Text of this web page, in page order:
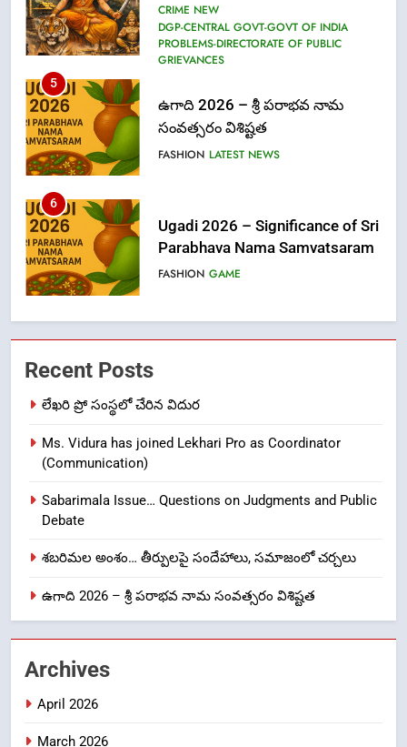
CRIME NEW
DGP-CENTRAL GOVT-GOVT OF INDIA
PROBLEMS-DIRECTORATE OF PUBLIC
GRIEVANCES
5
ఉగాది 2026 – శ్రీ పరాభవ నామ
సంవత్సరం విశిష్టత
FASHION LATEST NEWS
6
Ugadi 2026 – Significance of Sri
Parabhava Nama Samvatsaram
FASHION GAME
7
తిరుమల లడ్డూ నెయ్యి కల్తీ: పవిత్ర
8
1
లేఖరి ప్రో సంస్థలో చేరిన విదుర
FASHION
Recent Posts
లేఖరి ప్రో సంస్థలో చేరిన విదుర
Ms. Vidura has joined Lekhari Pro as Coordinator
(Communication)
Sabarimala Issue… Questions on Judgments and Public
Debate
శబరిమల అంశం… తీర్పులపై సందేహాలు, సమాజంలో చర్చలు
ఉగాది 2026 – శ్రీ పరాభవ నామ సంవత్సరం విశిష్టత
Archives
April 2026
March 2026